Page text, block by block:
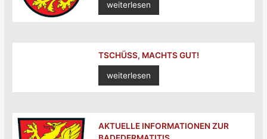
weiterlesen
TSCHÜSS, MACHTS GUT!
weiterlesen
AKTUELLE INFORMATIONEN ZUR